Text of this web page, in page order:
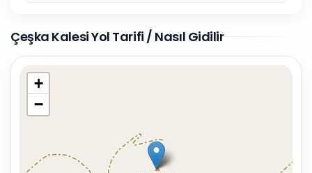
Çeşka Kalesi Yol Tarifi / Nasıl Gidilir
+
−